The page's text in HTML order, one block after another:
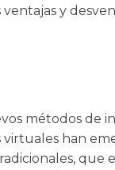
y
métodos de
han
que